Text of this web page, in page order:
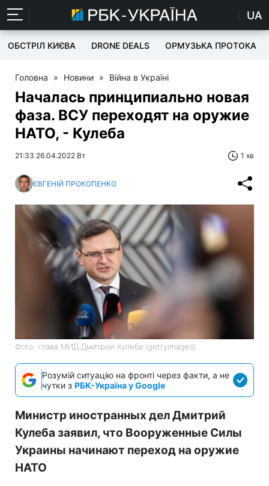
UA
ОБСТРІЛ КИЄВА DRONE DEALS ОРМУЗЬКА ПРОТОКА
Головна » Новини » Війна в Україні
Началась принципиально новая
фаза. ВСУ переходят на оружие
НАТО, - Кулеба
21:33 26.04.2022 Вт 1 хв
ЄВГЕНІЙ ПРОКОПЕНКО
Фото: глава МИД Дмитрий Кулеба (gettyimages)
Розумій ситуацію на фронті через факти, а не
чутки з РБК-Україна у Google
Министр иностранных дел Дмитрий
Кулеба заявил, что Вооруженные Силы
Украины начинают переход на оружие
НАТО